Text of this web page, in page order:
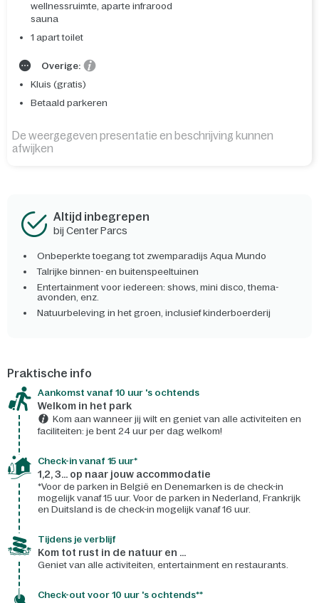
wellnessruimte, aparte infrarood
sauna
1 apart toilet
Overige:
Kluis (gratis)
Betaald parkeren
De weergegeven presentatie en beschrijving kunnen
afwijken
Altijd inbegrepen
bij Center Parcs
Onbeperkte toegang tot zwemparadijs Aqua Mundo
Talrijke binnen- en buitenspeeltuinen
Entertainment voor iedereen: shows, mini disco, thema-
avonden, enz.
Natuurbeleving in het groen, inclusief kinderboerderij
Praktische info
Aankomst vanaf 10 uur 's ochtends
Welkom in het park
Kom aan wanneer jij wilt en geniet van alle activiteiten en
faciliteiten: je bent 24 uur per dag welkom!
Check-in vanaf 15 uur*
1,2, 3... op naar jouw accommodatie
*Voor de parken in België en Denemarken is de check-in
mogelijk vanaf 15 uur. Voor de parken in Nederland, Frankrijk
en Duitsland is de check-in mogelijk vanaf 16 uur.
Tijdens je verblijf
Kom tot rust in de natuur en ...
Geniet van alle activiteiten, entertainment en restaurants.
Check-out voor 10 uur 's ochtends**